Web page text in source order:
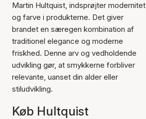
Martin Hultquist, indsprøjter modernitet
og farve i produkterne. Det giver
brandet en særegen kombination af
traditionel elegance og moderne
friskhed. Denne arv og vedholdende
udvikling gør, at smykkerne forbliver
relevante, uanset din alder eller
stiludvikling.
Køb Hultquist